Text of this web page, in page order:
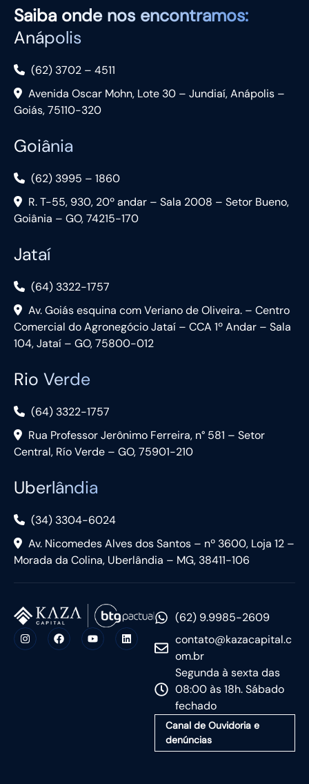
Saiba onde nos encontramos:
Anápolis
(62) 3702 – 4511
Avenida Oscar Mohn, Lote 30 – Jundiaí, Anápolis –
Goiás, 75110-320
Goiânia
(62) 3995 – 1860
R. T-55, 930, 20º andar – Sala 2008 – Setor Bueno,
Goiânia – GO, 74215-170
Jataí
(64) 3322-1757
Av. Goiás esquina com Veriano de Oliveira. – Centro
Comercial do Agronegócio Jataí – CCA 1º Andar – Sala
104, Jataí – GO, 75800-012
Rio Verde
(64) 3322-1757
Rua Professor Jerônimo Ferreira, n° 581 – Setor
Central, Río Verde – GO, 75901-210
Uberlândia
(34) 3304-6024
Av. Nicomedes Alves dos Santos – nº 3600, Loja 12 –
Morada da Colina, Uberlândia – MG, 38411-106
(62) 9.9985-2609
contato@kazacapital.c
om.br
Segunda à sexta das
08:00 às 18h. Sábado
fechado
Canal de Ouvidoria e
denúncias